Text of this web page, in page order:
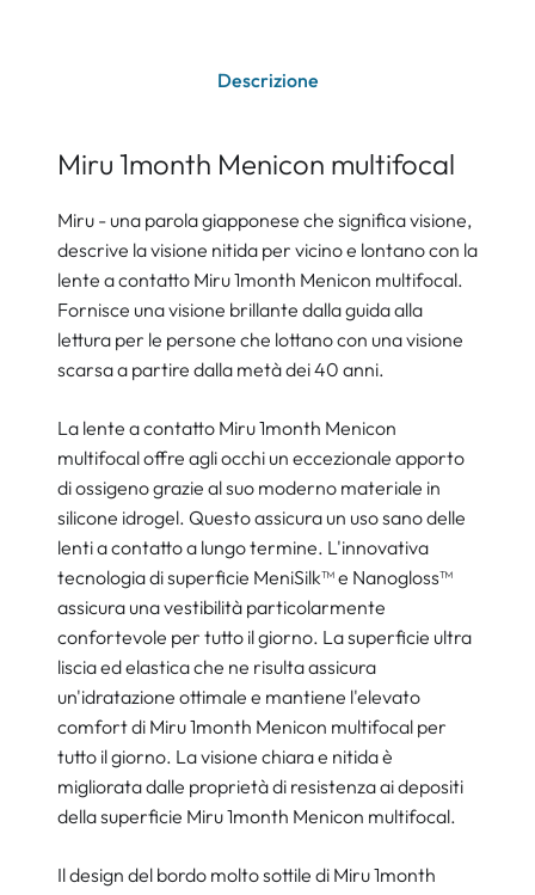
Descrizione
Miru 1month Menicon multifocal
Miru - una parola giapponese che significa visione,
descrive la visione nitida per vicino e lontano con la
lente a contatto Miru 1month Menicon multifocal.
Fornisce una visione brillante dalla guida alla
lettura per le persone che lottano con una visione
scarsa a partire dalla metà dei 40 anni.
La lente a contatto Miru 1month Menicon
multifocal offre agli occhi un eccezionale apporto
di ossigeno grazie al suo moderno materiale in
silicone idrogel. Questo assicura un uso sano delle
lenti a contatto a lungo termine. L'innovativa
tecnologia di superficie MeniSilk™ e Nanogloss™
assicura una vestibilità particolarmente
confortevole per tutto il giorno. La superficie ultra
liscia ed elastica che ne risulta assicura
un'idratazione ottimale e mantiene l'elevato
comfort di Miru 1month Menicon multifocal per
tutto il giorno. La visione chiara e nitida è
migliorata dalle proprietà di resistenza ai depositi
della superficie Miru 1month Menicon multifocal.
Il design del bordo molto sottile di Miru 1month